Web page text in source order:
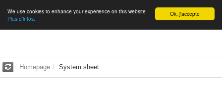
English Ok, j'accepte
We use cookies to enhance your experience on this website
Plus d'infos.
Homepage System sheet